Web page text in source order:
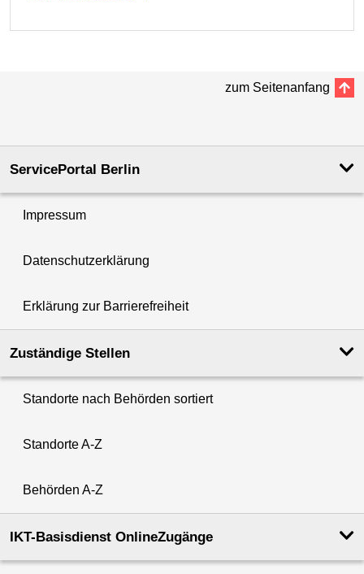
zum Seitenanfang
ServicePortal Berlin
Impressum
Datenschutzerklärung
Erklärung zur Barrierefreiheit
Zuständige Stellen
Standorte nach Behörden sortiert
Standorte A-Z
Behörden A-Z
IKT-Basisdienst OnlineZugänge